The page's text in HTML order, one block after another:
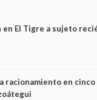
El Tigre a sujeto
racionamiento en cinco